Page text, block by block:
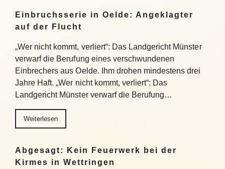
Einbruchsserie in Oelde: Angeklagter
auf der Flucht
„Wer nicht kommt, verliert“: Das Landgericht Münster
verwarf die Berufung eines verschwundenen
Einbrechers aus Oelde. Ihm drohen mindestens drei
Jahre Haft. „Wer nicht kommt, verliert“: Das
Landgericht Münster verwarf die Berufung…
Weiterlesen
Abgesagt: Kein Feuerwerk bei der
Kirmes in Wettringen